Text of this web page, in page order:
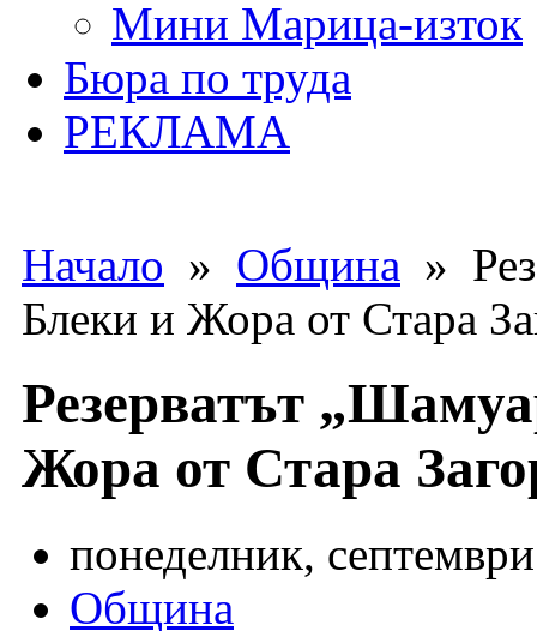
Мини Марица-изток
Бюра по труда
РЕКЛАМА
Начало » Община »
Блеки и Жора от Стара
Резерватът
Жора от Стара
понеделник,
Община